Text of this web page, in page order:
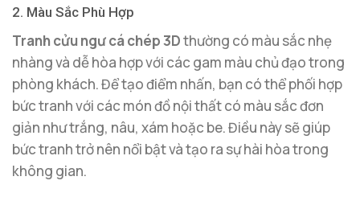
2. Màu Sắc Phù Hợp
Tranh cửu ngư cá chép 3Dthường có màu sắc nhẹ
nhàng và dễ hòa hợp với các gam màu chủ đạo trong
phòng khách. Để tạo điểm nhấn, bạn có thể phối hợp
bức tranh với các món đồ nội thất có màu sắc đơn
giản như trắng, nâu, xám hoặc be. Điều này sẽ giúp
bức tranh trở nên nổi bật và tạo ra sự hài hòa trong
không gian.